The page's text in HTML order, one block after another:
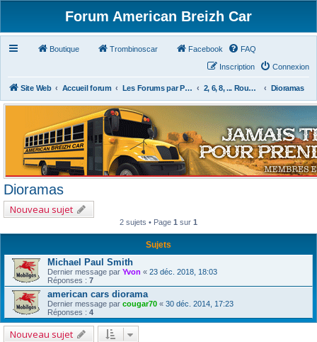
Forum American Breizh Car
Boutique Trombinoscar Facebook FAQ
Connexion
Inscription
Site Web Accueil forum Les Forums par Passion 2, 6, 8, ... Roues & Autres Dioramas
Dioramas
Nouveau sujet
2 sujets • Page 1 sur 1
Sujets
Michael Paul Smith
Dernier message par Yvon « 23 déc. 2018, 18:03
Réponses : 7
american cars diorama
Dernier message par cougar70 « 30 déc. 2014, 17:23
Réponses : 4
Nouveau sujet